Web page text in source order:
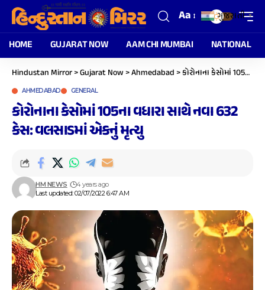
Aa
HOME GUJARAT NOW AAM CHI MUMBAI NATIONAL
Hindustan Mirror>Gujarat Now>Ahmedabad>કોરોનાના કેસોમાં 105ના વધારા સાથે નવા 632 કેસ: વલસાડમાં એકનું મૃત્યુ
AHMEDABAD GENERAL
કોરોનાના કેસોમાં 105ના વધારા સાથે નવા 632
કેસ: વલસાડમાં એકનું મૃત્યુ
Last updated: 02/07/2022 6:47 AM
HM NEWS 4 years ago
ગુજરાતી ▼